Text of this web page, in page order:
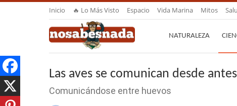
Inicio 🔥 Lo Más Visto Espacio Vida Marina Mitos
NATURALEZA
Las aves se comunican desde
Comunicándose entre huevos